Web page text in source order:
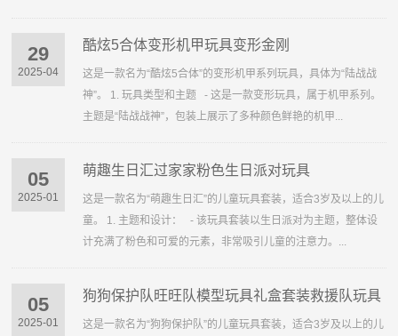
29
2025-04
酷炫5合体变形机甲玩具变形金刚
这是一款名为“酷炫5合体”的变形机甲系列玩具，具体为“陆战战
神”。 1. 玩具类型和主题 - 这是一款变形玩具，属于机甲系列。
主题是“陆战战神”，包装上展示了多种颜色鲜艳的机甲...
05
2025-01
萌趣生日汇过家家粉色生日派对玩具
这是一款名为“萌趣生日汇”的儿童玩具套装，适合3岁及以上的儿
童。 1. 主题和设计： - 该玩具套装以生日派对为主题，整体设
计充满了粉色和可爱的元素，非常吸引儿童的注意力。...
05
2025-01
狗狗保护队旺旺队模型玩具礼盒套装救援队玩具
这是一款名为“狗狗保护队”的儿童玩具套装，适合3岁及以上的儿